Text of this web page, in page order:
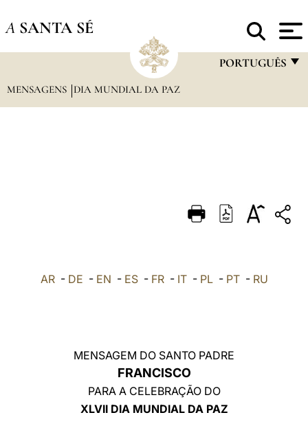
A SANTA SÉ
PORTUGUÊS
DEUTSCH
العربيّة
MENSAGENS DIA MUNDIAL DA PAZ
AR- DE - EN - ES- FR- IT- PL- PT- RU
MENSAGEM DO SANTO PADRE
FRANCISCO
PARA A CELEBRAÇÃO DO
XLVII DIA MUNDIAL DA PAZ